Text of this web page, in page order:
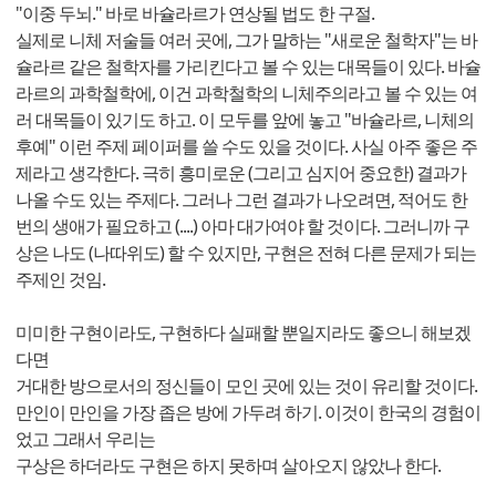
"이중 두뇌." 바로 바슐라르가 연상될 법도 한 구절.
실제로 니체 저술들 여러 곳에, 그가 말하는 "새로운 철학자"는 바
슐라르 같은 철학자를 가리킨다고 볼 수 있는 대목들이 있다. 바슐
라르의 과학철학에, 이건 과학철학의 니체주의라고 볼 수 있는 여
러 대목들이 있기도 하고. 이 모두를 앞에 놓고 "바슐라르, 니체의
후예" 이런 주제 페이퍼를 쓸 수도 있을 것이다. 사실 아주 좋은 주
제라고 생각한다. 극히 흥미로운 (그리고 심지어 중요한) 결과가
나올 수도 있는 주제다. 그러나 그런 결과가 나오려면, 적어도 한
번의 생애가 필요하고 (....) 아마 대가여야 할 것이다. 그러니까 구
상은 나도 (나따위도) 할 수 있지만, 구현은 전혀 다른 문제가 되는
주제인 것임.
미미한 구현이라도, 구현하다 실패할 뿐일지라도 좋으니 해보겠
다면
거대한 방으로서의 정신들이 모인 곳에 있는 것이 유리할 것이다.
만인이 만인을 가장 좁은 방에 가두려 하기. 이것이 한국의 경험이
었고 그래서 우리는
구상은 하더라도 구현은 하지 못하며 살아오지 않았나 한다.